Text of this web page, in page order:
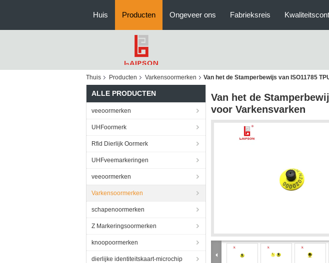
Huis Producten Ongeveer ons Fabrieksreis
Thuis Producten Varkensoormerken Van het de Stamperbewijs van ISO11785
ALLE PRODUCTEN
veeoormerken
UHFoormerk
Rfid Dierlijk Oormerk
UHFveemarkeringen
veeoormerken
Varkensoormerken
schapenoormerken
Z Markeringsoormerken
knoopoormerken
dierlijke identiteitskaart-microchip
Van het de
voor Varkensvarken